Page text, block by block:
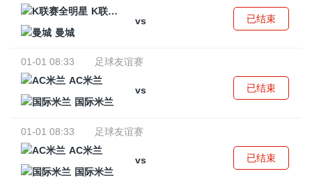
K联赛全明星
vs
曼城
已结束
01-01 08:33
足球友谊赛
AC米兰
vs
国际米兰
已结束
01-01 08:33
足球友谊赛
AC米兰
vs
国际米兰
已结束